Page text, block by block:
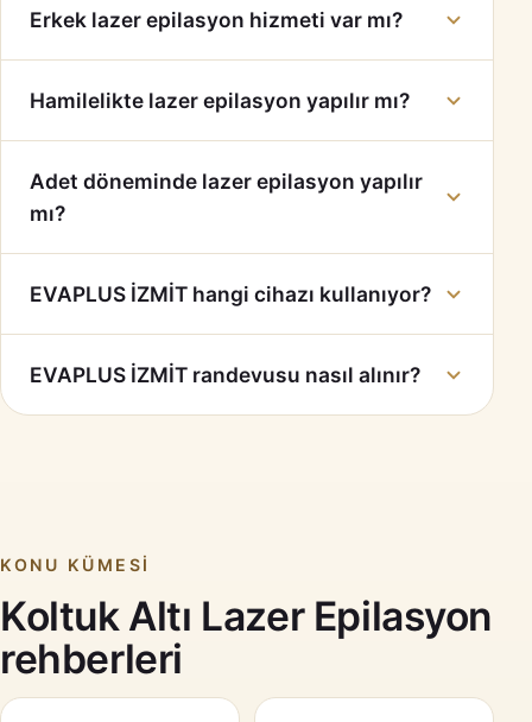
Erkek lazer epilasyon hizmeti var mı?
Hamilelikte lazer epilasyon yapılır mı?
Adet döneminde lazer epilasyon yapılır
mı?
EVAPLUS İZMİT hangi cihazı kullanıyor?
EVAPLUS İZMİT randevusu nasıl alınır?
KONU KÜMESI
Koltuk Altı Lazer Epilasyon
rehberleri